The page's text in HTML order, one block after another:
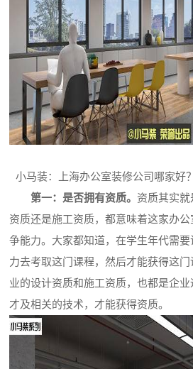
小马装：上海办公室装修公司哪家好
第一：是否拥有资质。 资质其实
资质还是施工资质，都意味着这家办
争能力。大家都知道，在学生年代需
力去考取这门课程，然后才能获得这
业的设计资质和施工资质，也都是企
才及相关的技术，才能获得资质。